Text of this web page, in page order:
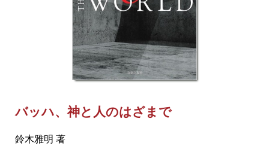
バッハ、神と人のはざまで
鈴木雅明 著